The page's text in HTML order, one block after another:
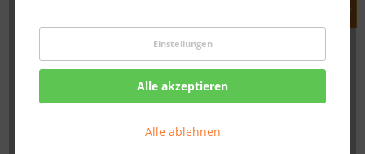
Einstellungen
Alle akzeptieren
Alle ablehnen